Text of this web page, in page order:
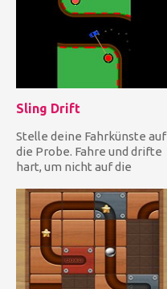
Sling Drift
Stelle deine Fahrkünste auf
die Probe. Fahre und drifte
hart, um nicht auf die